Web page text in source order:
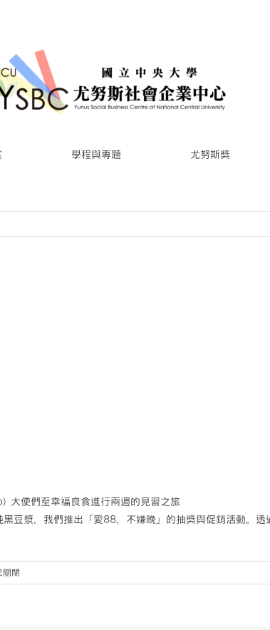
學程與專題 尤努斯獎
大使們至幸福良食進行兩週的見習之旅
豆漿，我們推出「愛88，不嫌晚」的抽獎與促銷活動。
關閉